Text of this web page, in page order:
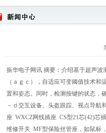
振华电子网讯 摘要：介绍基于超声
（ａｇｃ），自适应可变阈值技术
置和姿态。同时，检测按键的状态，
－ｄ交互设备、头盔跟踪、视点导
座 WXCZ网线插座 CS型21芯(42)
维修开关 MF型保险丝管座，如鼠标